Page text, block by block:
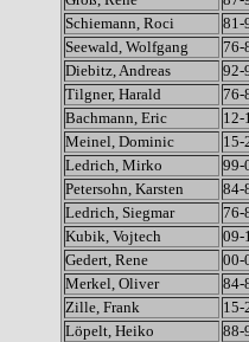
Schiemann, Roci
81-
Seewald, Wolfgang
76-
Diebitz, Andreas
92-
Tilgner, Harald
76-
Bachmann, Eric
12-
Meinel, Dominic
15-
Ledrich, Mirko
99-
Petersohn, Karsten
84-
Ledrich, Siegmar
76-
Kubik, Vojtech
09-
Gedert, Rene
00-
Merkel, Oliver
84-
Zille, Frank
15-
Löpelt, Heiko
88-